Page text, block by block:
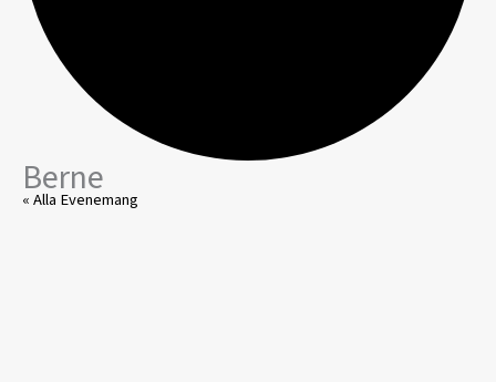
Berne
« Alla Evenemang